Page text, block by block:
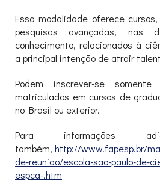
Essa modalidade oferece
pesquisas avançadas, nas
conhecimento, relacionados à
a principal intenção de atrair
Podem inscrever-se somente
matriculados em cursos de
no Brasil ou exterior.
Para informações
também, http://www.fapesp.br/
de-reuniao/escola-sao-paulo-de-
espca-.htm